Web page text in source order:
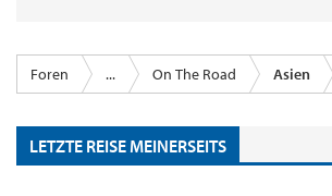
Foren ... On The Road Asien
LETZTE REISE MEINERSEITS